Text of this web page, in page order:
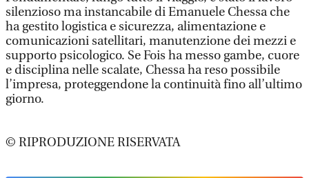
silenzioso ma instancabile di Emanuele Chessa che
ha gestito logistica e sicurezza, alimentazione e
comunicazioni satellitari, manutenzione dei mezzi e
supporto psicologico. Se Fois ha messo gambe, cuore
e disciplina nelle scalate, Chessa ha reso possibile
l’impresa, proteggendone la continuità fino all’ultimo
giorno.
© RIPRODUZIONE RISERVATA